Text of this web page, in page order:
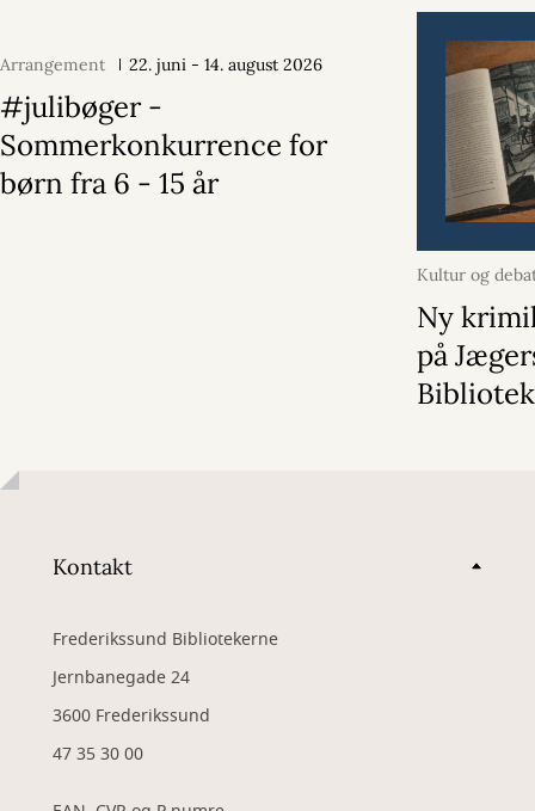
Arrangement 22. juni - 14. august 2026
#julibøger -
Sommerkonkurrence for
børn fra 6 - 15 år
Kultur og
2026
Ny
på
Bibliotek
Kontakt
Frederikssund Bibliotekerne
Jernbanegade 24
3600 Frederikssund
47 35 30 00